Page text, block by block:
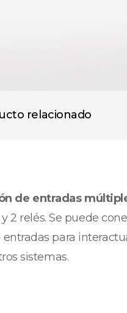
relacionado
de entradas
2 relés. Se puede
para
sistemas.